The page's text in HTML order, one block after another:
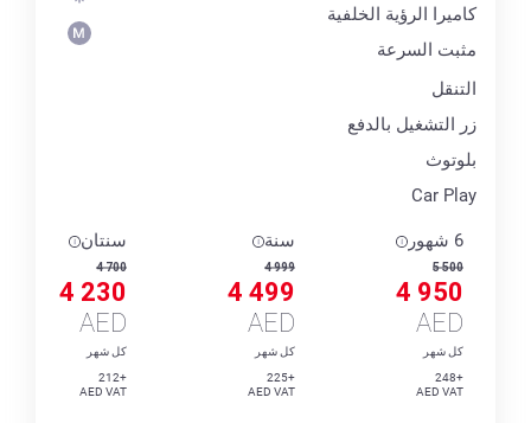
كاميرا الرؤية الخلفية
مثبت السرعة
التنقل
زر التشغيل بالدفع
بلوتوث
Car Play
6 شهور
5 500
4 950
AED
كل شهر
+248
AED VAT
سنة
4 999
4 499
AED
كل شهر
+225
AED VAT
سنتان
4 700
4 230
AED
كل شهر
+212
AED VAT